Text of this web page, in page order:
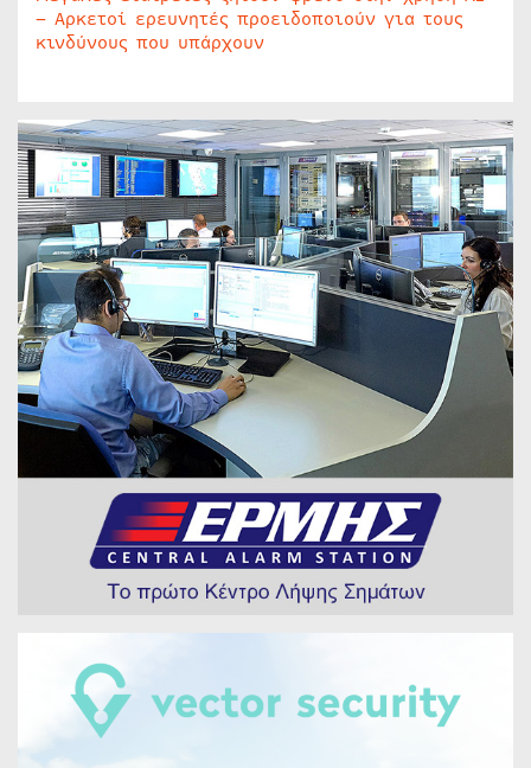
– Αρκετοί ερευνητές προειδοποιούν για τους
κινδύνους που υπάρχουν